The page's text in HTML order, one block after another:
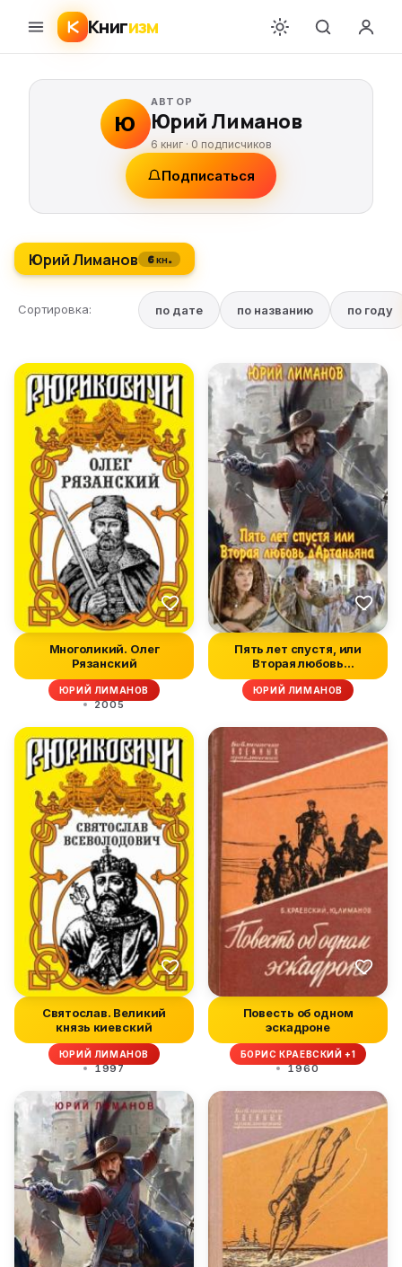
Книгизм
Ю
АВТОР
Юрий Лиманов
6 книг · 0 подписчиков
Подписаться
Юрий Лиманов 6 кн.
Сортировка: по дате по названию по году
Многоликий. Олег
Рязанский
ЮРИЙ ЛИМАНОВ
2005
Пять лет спустя, или
Вторая любовь
д'Артаньяна
ЮРИЙ ЛИМАНОВ
Святослав. Великий
князь киевский
ЮРИЙ ЛИМАНОВ
1997
Повесть об одном
эскадроне
БОРИС КРАЕВСКИЙ +1
1960